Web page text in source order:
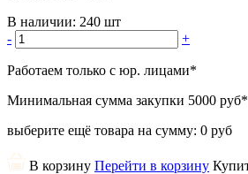
В наличии: 240 шт
-
+
Работаем только с юр. лицами*
Минимальная сумма закупки 5000 руб*
выберите ещё товара на сумму: 0 руб
В корзину Перейти в корзину